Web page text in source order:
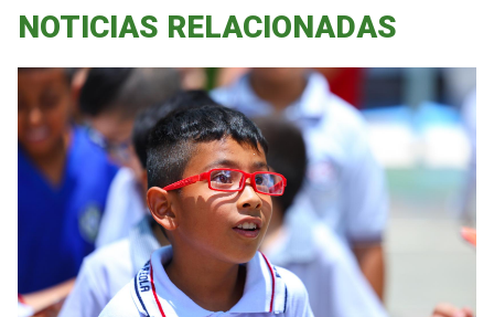
NOTICIAS RELACIONADAS